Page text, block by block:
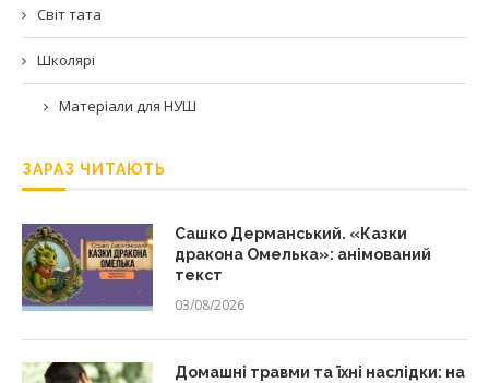
Світ тата
Школярі
Матеріали для НУШ
ЗАРАЗ ЧИТАЮТЬ
Сашко Дерманський. «Казки
дракона Омелька»: анімований
текст
03/08/2026
Домашні травми та їхні наслідки: на